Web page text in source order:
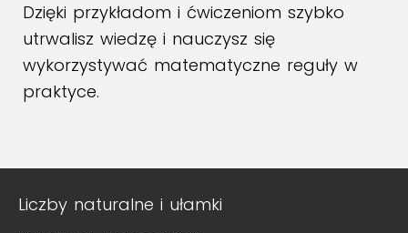
Dzięki przykładom i ćwiczeniom szybko
utrwalisz wiedzę i nauczysz się
wykorzystywać matematyczne reguły w
praktyce.
Liczby naturalne i ułamki